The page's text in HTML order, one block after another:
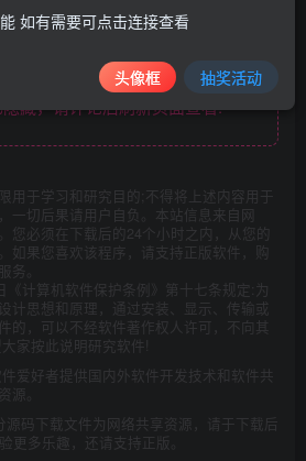
iuCuz1iy342d
藏，请评论后刷新页面查看.
用于学习和研究目的;不得将上述内容用于
一切后果请用户自负。本站信息来自网
您必须在下载后的24个小时之内，从您的
如果您喜欢该程序，请支持正版软件，购
务。
《计算机软件保护条例》第十七条规定:为
计思想和原理，通过安装、显示、传输或
的，可以不经软件著作权人许可，不向其
家按此说明研究软件!
爱好者提供国内外软件开发技术和软件共
源。
源码下载文件为网络共享资源，请于下载后
更多乐趣，还请支持正版。
如有需要可点击连接查看
头像框 抽奖活动